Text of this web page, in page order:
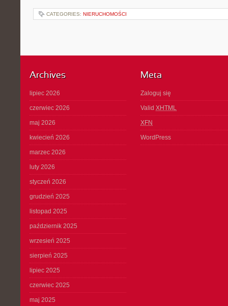
CATEGORIES: NIERUCHOMOŚCI
Archives
lipiec 2026
czerwiec 2026
maj 2026
kwiecień 2026
marzec 2026
luty 2026
styczeń 2026
grudzień 2025
listopad 2025
październik 2025
wrzesień 2025
sierpień 2025
lipiec 2025
czerwiec 2025
maj 2025
Meta
Zaloguj się
Valid XHTML
XFN
WordPress